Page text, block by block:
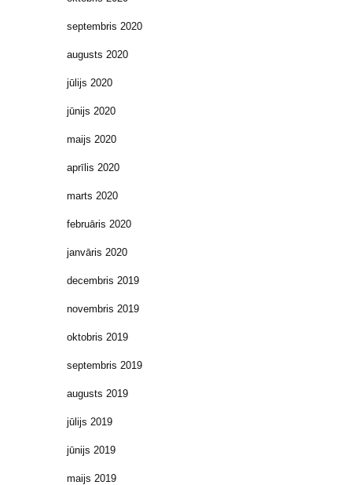
septembris 2020
augusts 2020
jūlijs 2020
jūnijs 2020
maijs 2020
aprīlis 2020
marts 2020
februāris 2020
janvāris 2020
decembris 2019
novembris 2019
oktobris 2019
septembris 2019
augusts 2019
jūlijs 2019
jūnijs 2019
maijs 2019